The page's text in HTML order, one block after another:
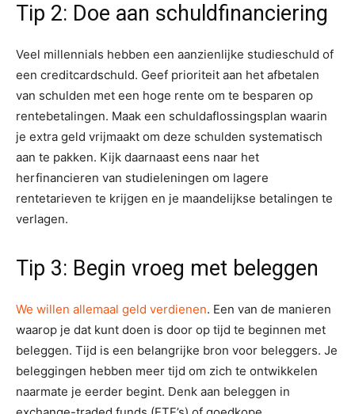
Tip 2: Doe aan schuldfinanciering
Veel millennials hebben een aanzienlijke studieschuld of
een creditcardschuld. Geef prioriteit aan het afbetalen
van schulden met een hoge rente om te besparen op
rentebetalingen. Maak een schuldaflossingsplan waarin
je extra geld vrijmaakt om deze schulden systematisch
aan te pakken. Kijk daarnaast eens naar het
herfinancieren van studieleningen om lagere
rentetarieven te krijgen en je maandelijkse betalingen te
verlagen.
Tip 3: Begin vroeg met beleggen
We willen allemaal geld verdienen. Een van de manieren
waarop je dat kunt doen is door op tijd te beginnen met
beleggen. Tijd is een belangrijke bron voor beleggers. Je
beleggingen hebben meer tijd om zich te ontwikkelen
naarmate je eerder begint. Denk aan beleggen in